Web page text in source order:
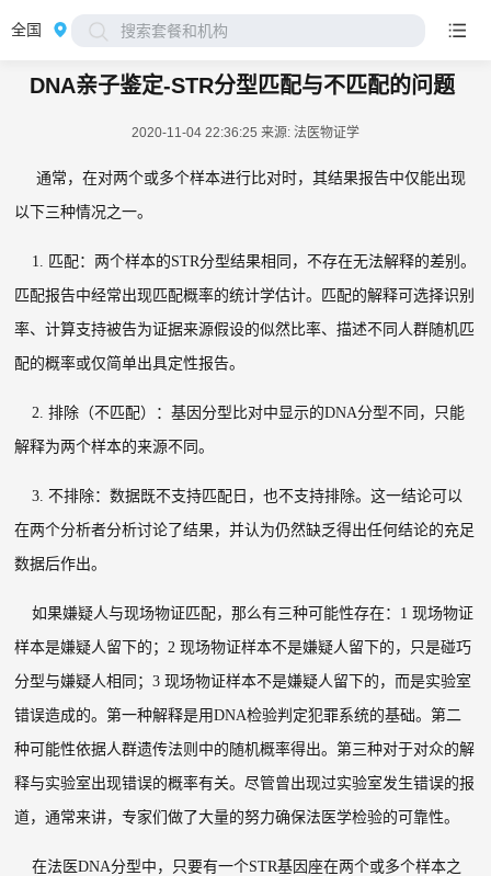
全国 搜索套餐和机构
DNA亲子鉴定-STR分型匹配与不匹配的问题
2020-11-04 22:36:25 来源: 法医物证学
通常，在对两个或多个样本进行比对时，其结果报告中仅能出现
以下三种情况之一。
1. 匹配：两个样本的STR分型结果相同，不存在无法解释的差别。
匹配报告中经常出现匹配概率的统计学估计。匹配的解释可选择识别
率、计算支持被告为证据来源假设的似然比率、描述不同人群随机匹
配的概率或仅简单出具定性报告。
2.排除（不匹配）：基因分型比对中显示的DNA分型不同，只能
解释为两个样本的来源不同。
3.不排除：数据既不支持匹配日，也不支持排除。这一结论可以
在两个分析者分析讨论了结果，并认为仍然缺乏得出任何结论的充足
数据后作出。
如果嫌疑人与现场物证匹配，那么有三种可能性存在： 1现场物证
样本是嫌疑人留下的；2现场物证样本不是嫌疑人留下的，只是碰巧
分型与嫌疑人相同；3现场物证样本不是嫌疑人留下的，而是实验室
错误造成的。第一种解释是用DNA检验判定犯罪系统的基础。第二
种可能性依据人群遗传法则中的随机概率得出。第三种对于对众的解
释与实验室出现错误的概率有关。尽管曾出现过实验室发生错误的报
道，通常来讲，专家们做了大量的努力确保法医学检验的可靠性。
在法医DNA分型中，只要有一个STR基因座在两个或多个样本之